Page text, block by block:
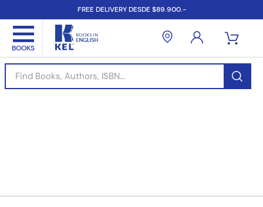
FREE DELIVERY DESDE $89.900.-
Find Books, Authors, ISBN...